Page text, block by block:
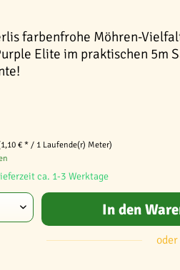
farbenfrohe Möhren-
Elite im praktischen 5m
€ * / 1 Laufende(r) Meter)
ca. 1-3 Werktage
In den
oder